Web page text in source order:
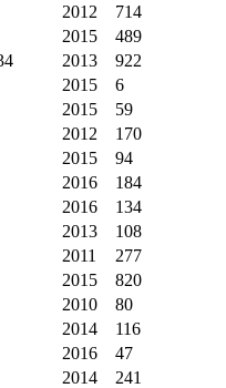
2012
714
2015
489
2013
922
2015
6
2015
59
2012
170
2015
94
2016
184
2016
134
2013
108
2011
277
2015
820
2010
80
2014
116
2016
47
2014
241